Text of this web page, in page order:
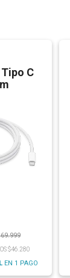
C
69.999
$46.280
EN 1 PAGO